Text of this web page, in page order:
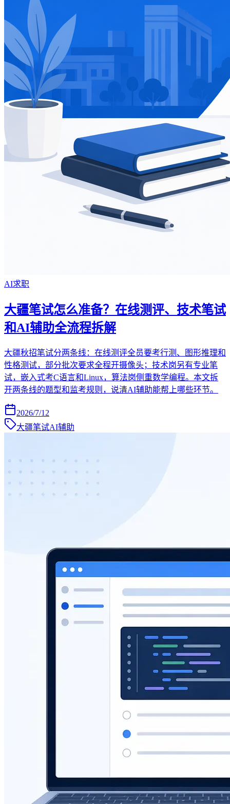
AI求职
大疆笔试怎么准备？在线测评、技术笔试
和AI辅助全流程拆解
大疆秋招笔试分两条线：在线测评全员要考行测、图形推理和
性格测试，部分批次要求全程开摄像头；技术岗另有专业笔
试，嵌入式考C语言和Linux，算法岗侧重数学编程。本文拆
开两条线的题型和监考规则，说清AI辅助能帮上哪些环节。
2026/7/12
大疆笔试AI辅助